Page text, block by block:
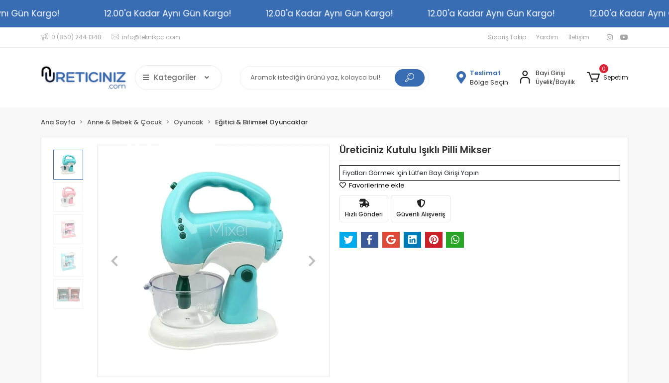
Gün Kargo! 12.00'a Kadar Aynı Gün Kargo! 12.00'a Kadar Aynı Gün Kargo! 12.00'a Kadar Aynı Gün Kargo! 12.00'a Kadar
0 (850) 244 1348 info@teknikpc.com Sipariş Takip Yardım İletişim
Kategoriler
Teslimat
Bölge Seçin
Bayi Girişi
Üyelik/Bayilik
0
Sepetim
Ana Sayfa Anne & Bebek & Çocuk Oyuncak Eğitici & Bilimsel Oyuncaklar
Üreticiniz Kutulu Işıklı Pilli Mikser
Fiyatları Görmek İçin Lütfen Bayi Girişi Yapın
Favorilerime ekle
Hızlı Gönderi Güvenli Alışveriş